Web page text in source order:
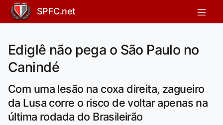
SPFC.net
Ediglê não pega o São Paulo no
Canindé
Com uma lesão na coxa direita, zagueiro
da Lusa corre o risco de voltar apenas na
última rodada do Brasileirão